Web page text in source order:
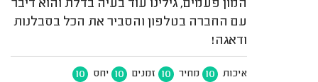
המון פעמים, גילינו עוד בעיה בדלת והוא דיבר
עם החברה בטלפון והסביר את הכל בסבלנות
ודאגה!
איכות 10 מחיר 10 זמנים 10 יחס 10